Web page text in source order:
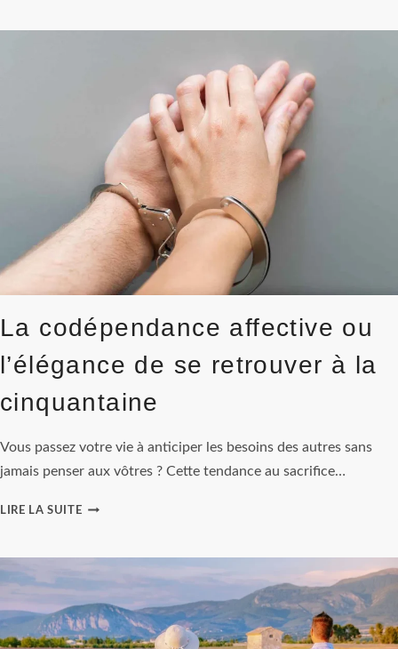
COMMUNICATION
SEREINE
50
La codépendance affective ou
l’élégance de se retrouver à la
cinquantaine
Vous passez votre vie à anticiper les besoins des autres sans
jamais penser aux vôtres ? Cette tendance au sacrifice…
LIRE LA SUITELA
L’ÉLÉGANCE
SE
RETROUVER